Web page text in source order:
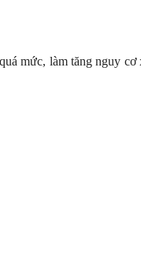
mức, làm tăng nguy cơ